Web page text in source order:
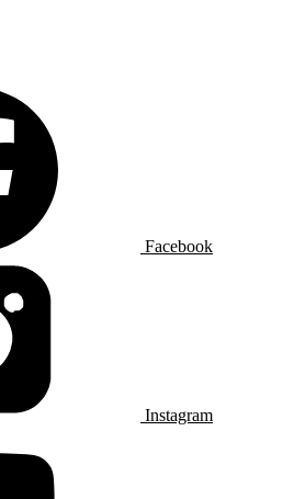
Facebook
Instagram